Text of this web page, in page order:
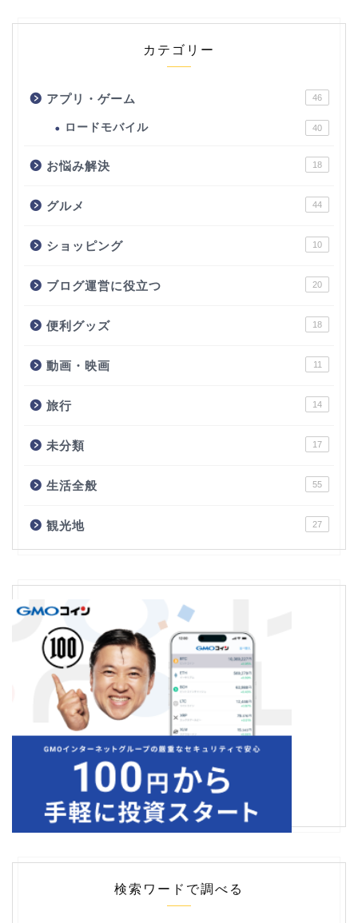
カテゴリー
アプリ・ゲーム 46
ロードモバイル 40
お悩み解決 18
グルメ 44
ショッピング 10
ブログ運営に役立つ 20
便利グッズ 18
動画・映画 11
旅行 14
未分類 17
生活全般 55
観光地 27
検索ワードで調べる